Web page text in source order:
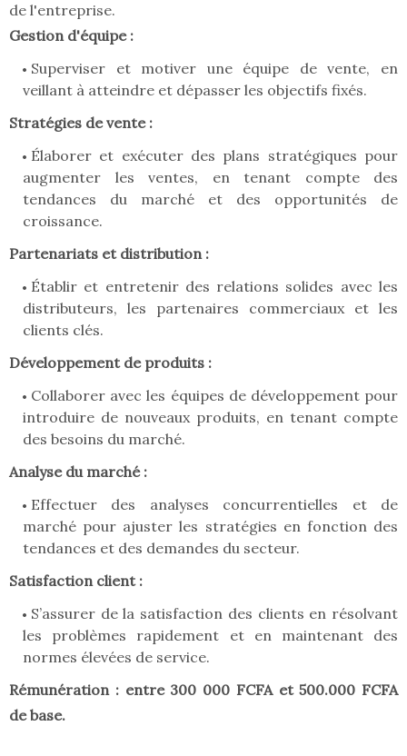
de l'entreprise.
Gestion d'équipe :
Superviser et motiver une équipe de vente, en
veillant à atteindre et dépasser les objectifs fixés.
Stratégies de vente :
Élaborer et exécuter des plans stratégiques pour
augmenter les ventes, en tenant compte des
tendances du marché et des opportunités de
croissance.
Partenariats et distribution :
Établir et entretenir des relations solides avec les
distributeurs, les partenaires commerciaux et les
clients clés.
Développement de produits :
Collaborer avec les équipes de développement pour
introduire de nouveaux produits, en tenant compte
des besoins du marché.
Analyse du marché :
Effectuer des analyses concurrentielles et de
marché pour ajuster les stratégies en fonction des
tendances et des demandes du secteur.
Satisfaction client :
S’assurer de la satisfaction des clients en résolvant
les problèmes rapidement et en maintenant des
normes élevées de service.
Rémunération : entre 300 000 FCFA et 500.000 FCFA
de base.